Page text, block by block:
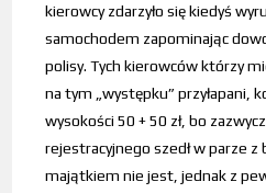
kierowcy zdarzyło się kiedyś
samochodem zapominając
polisy. Tych kierowców którzy
na tym „występku” przyłapani,
wysokości 50 + 50 zł, bo
rejestracyjnego szedł w parze z
majątkiem nie jest, jednak z